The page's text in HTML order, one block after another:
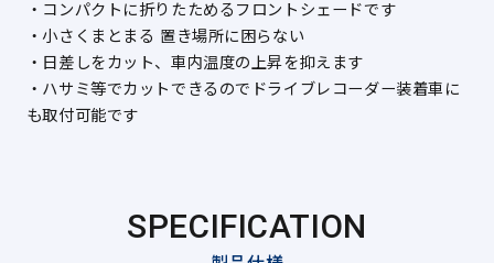
・コンパクトに折りたためるフロントシェードです
・小さくまとまる 置き場所に困らない
・日差しをカット、車内温度の上昇を抑えます
・ハサミ等でカットできるのでドライブレコーダー装着車に
も取付可能です
SPECIFICATION